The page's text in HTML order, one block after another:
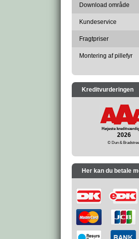
Download område
Kundeservice
Fragtpriser
Montering af pillefyr
Kreditvurderingen
Højeste
2026
© Dun &
Her kan du betale